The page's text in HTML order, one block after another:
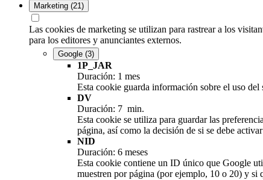
Marketing (21)
Las cookies de marketing se utilizan para rastrear a los
para los editores y anunciantes externos.
Google (3)
1P_JAR
Duración: 1 mes
Esta cookie guarda información sobre el uso
DV
Duración: 7 min.
Esta cookie se utiliza para guardar las
página, así como la decisión de si se debe
NID
Duración: 6 meses
Esta cookie contiene un ID único que Google
muestren por página (por ejemplo, 10 o 20) y si